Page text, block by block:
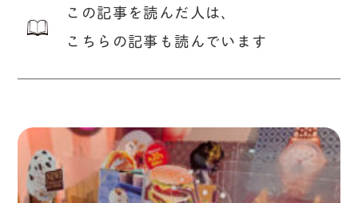
この記事を読んだ人は、
こちらの記事も読んでいます